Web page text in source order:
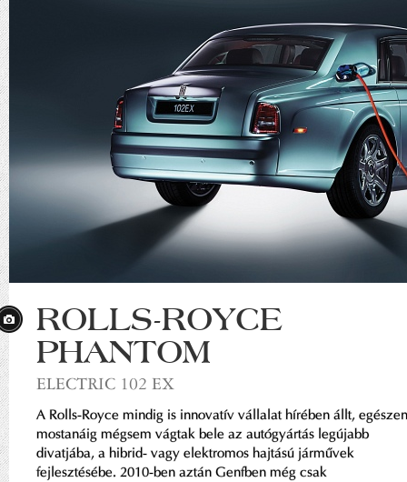
ROLLS-ROYCE
PHANTOM
ELECTRIC 102 EX
A Rolls-Royce mindig is innovatív vállalat hírében állt, egészen
mostanáig mégsem vágtak bele az autógyártás legújabb
divatjába, a hibrid- vagy elektromos hajtású járművek
fejlesztésébe. 2010-ben aztán Genfben még csak